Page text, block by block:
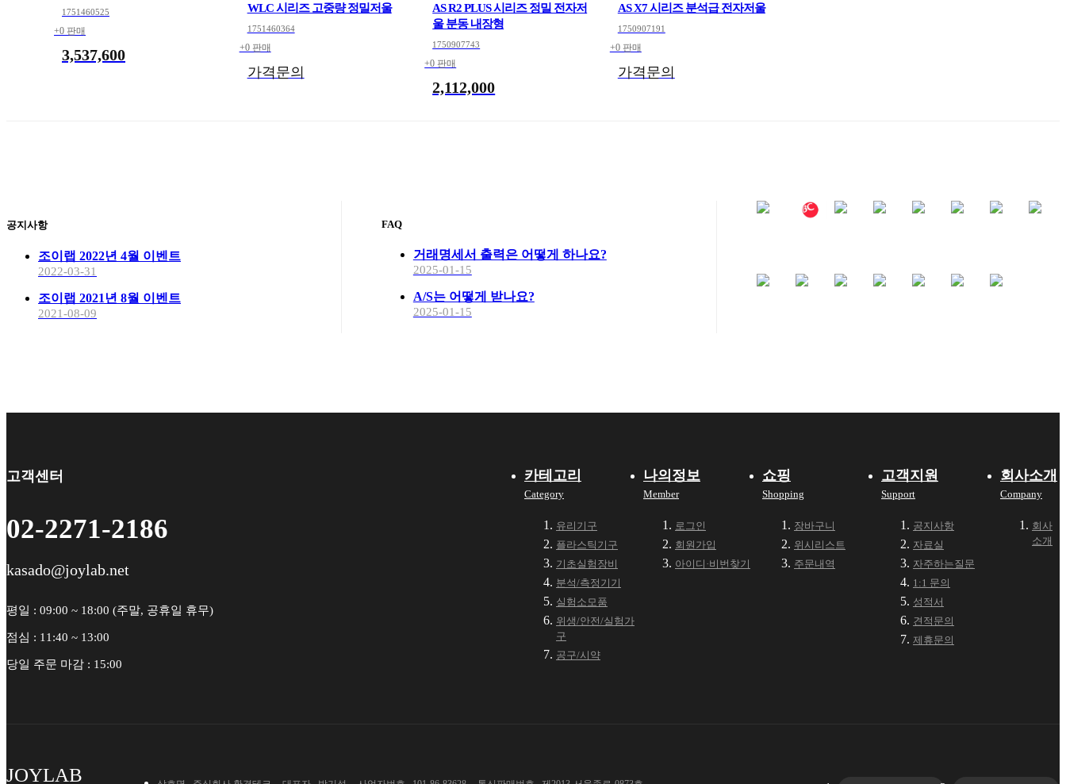
1751460525
+0 판매
3,537,600
WLC 시리즈 고중량 정밀저울
1751460364
+0 판매
가격문의
AS R2 PLUS 시리즈 정밀 전자저
울 분동 내장형
1750907743
+0 판매
2,112,000
AS X7 시리즈 분석급 전자저울
1750907191
+0 판매
가격문의
공지사항
조이랩 2022년 4월 이벤트
2022-03-31
조이랩 2021년 8월 이벤트
2021-08-09
FAQ
거래명세서 출력은 어떻게 하나요?
2025-01-15
A/S는 어떻게 받나요?
2025-01-15
고객센터
02-2271-2186
kasado@joylab.net
평일 : 09:00 ~ 18:00 (주말, 공휴일 휴무)
점심 : 11:40 ~ 13:00
당일 주문 마감 : 15:00
카테고리
Category
유리기구
플라스틱기구
기초실험장비
분석/측정기기
실험소모품
위생/안전/실험가
구
공구/시약
나의정보
Member
로그인
회원가입
아이디·비번찾기
쇼핑
Shopping
장바구니
위시리스트
주문내역
고객지원
Support
공지사항
자료실
자주하는질문
1:1 문의
성적서
견적문의
제휴문의
회사소개
Company
회사
소개
JOYLAB